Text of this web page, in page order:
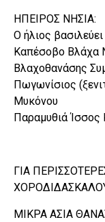
ΗΠΕΙΡΟΣ ΝΗΣΙΑ:
Ο ήλιος
Καπέσοβο Βλάχα
Βλαχοθανάσης
Πωγωνίσιος
Μυκόνου
Παραμυθιά Ίσσος
ΓΙΑ
ΜΙΚΡΑ ΑΣΙΑ